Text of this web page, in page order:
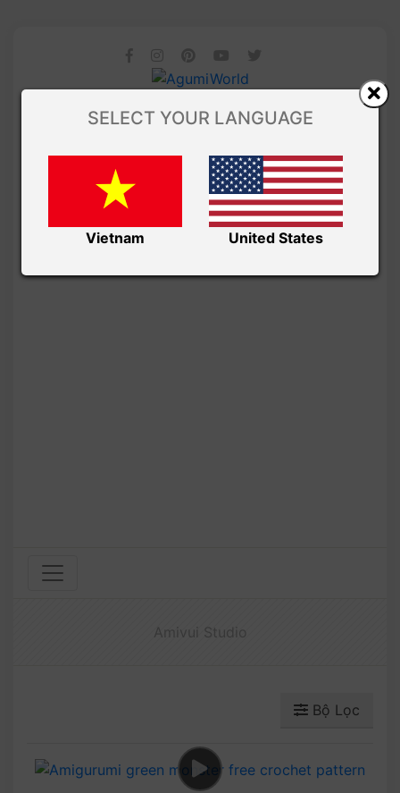
Bộ Lọc
SELECT YOUR LANGUAGE
Vietnam United States